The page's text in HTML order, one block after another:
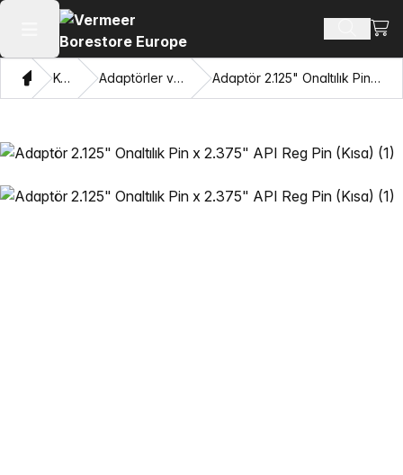
Ana menüyü aç Ürün ara
Ev Katalog Adaptörler ve Gözleri Çekme Adaptör 2.125" Onaltılık Pin x 2.375" API Reg Pin (Kısa)